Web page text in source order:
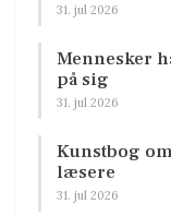
31. jul 2026
Mennesker
på sig
31. jul 2026
Kunstbog
læsere
31. jul 2026